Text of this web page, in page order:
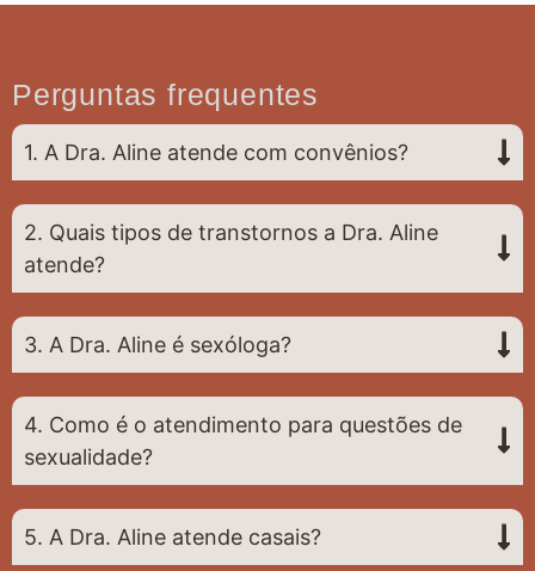
Perguntas frequentes
1. A Dra. Aline atende com convênios?
2. Quais tipos de transtornos a Dra. Aline
atende?
3. A Dra. Aline é sexóloga?
4. Como é o atendimento para questões de
sexualidade?
5. A Dra. Aline atende casais?